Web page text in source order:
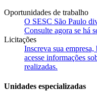
Oportunidades de trabalho
O SESC São Paulo
Consulte agora se há
Licitações
Inscreva sua empresa,
acesse informações
realizadas.
Unidades especializadas